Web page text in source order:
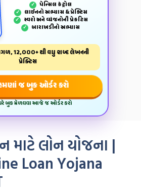
✓ પેન્‍સિલ કંટ્રોલ
✓ લાઈનનો અભ્યાસ & પ્રેક્ટિસ
✓ સ્વરો અને વ્યંજનોની પ્રેકટિસ
✓ બારાખડીનો અભ્યાસ
12,000+ થી વધુ શબ્દ લેખનની
પ્રેક્ટિસ
જ બુક ઓર્ડર કરો
ઘરે બુક મેળવવા આજે જ ઓર્ડર કરો
માટે લોન યોજના |
Loan Yojana